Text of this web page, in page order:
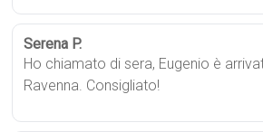
Serena P.
Ho chiamato di sera, Eugenio è
Ravenna. Consigliato!